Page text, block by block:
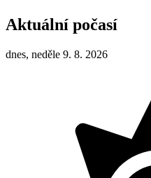
Aktuální počasí
dnes, neděle 9. 8. 2026